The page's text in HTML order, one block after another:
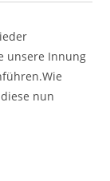
unsere Innung
nun